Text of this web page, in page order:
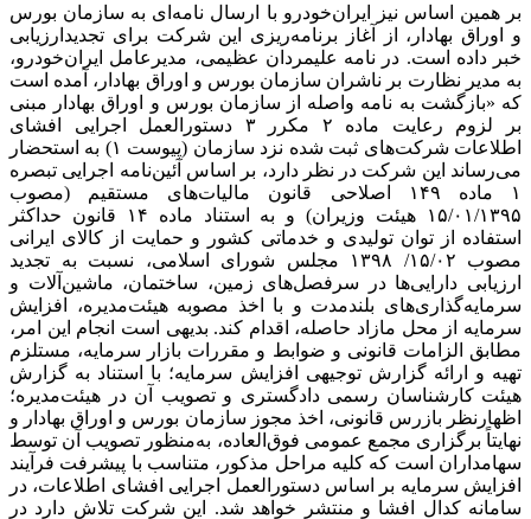
بر همین اساس نیز ایران‌خودرو با ارسال نامه‌ای به سازمان بورس
و اوراق بهادار، از آغاز برنامه‌ریزی این شرکت برای تجدیدارزیابی
خبر داده است. در نامه علیمردان عظیمی، مدیرعامل ایران‌خودرو،
به مدیر نظارت بر ناشران سازمان بورس و اوراق بهادار، آمده است
که «بازگشت به نامه واصله از سازمان بورس و اوراق بهادار مبنی
بر لزوم رعایت ماده ۲ مکرر ۳ دستورالعمل اجرایی افشای
اطلاعات شرکت‌های ثبت شده نزد سازمان (پیوست ۱) به استحضار
می‌رساند این شرکت در نظر دارد، بر اساس آئین‌نامه اجرایی تبصره
۱ ماده ۱۴۹ اصلاحی قانون مالیات‌های مستقیم (مصوب
۱۵/۰۱/۱۳۹۵ هیئت وزیران) و به استناد ماده ۱۴ قانون حداکثر
استفاده از توان تولیدی و خدماتی کشور و حمایت از کالای ایرانی
مصوب ۱۵/۰۲/ ۱۳۹۸ مجلس شورای اسلامی، نسبت به تجدید
ارزیابی دارایی‌ها در سرفصل‌های زمین، ساختمان، ماشین‌آلات و
سرمایه‌گذاری‌های بلندمدت و با اخذ مصوبه هیئت‌مدیره، افزایش
سرمایه از محل مازاد حاصله، اقدام کند. بدیهی است انجام این امر،
مطابق الزامات قانونی و ضوابط و مقررات بازار سرمایه، مستلزم
تهیه و ارائه گزارش توجیهی افزایش سرمایه؛ با استناد به گزارش
هیئت کارشناسان رسمی دادگستری و تصویب آن در هیئت‌مدیره؛
اظهارنظر بازرس قانونی، اخذ مجوز سازمان بورس و اوراق بهادار و
نهایتاً برگزاری مجمع عمومی فوق‌العاده، به‌منظور تصویب آن توسط
سهامداران است که کلیه مراحل مذکور، متناسب با پیشرفت فرآیند
افزایش سرمایه بر اساس دستورالعمل اجرایی افشای اطلاعات، در
سامانه کدال افشا و منتشر خواهد شد. این شرکت تلاش دارد در